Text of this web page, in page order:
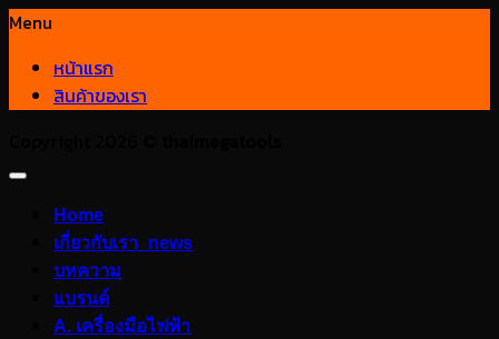
Menu
หน้าแรก
สินค้าของเรา
Home
เกี่ยวกับเรา_news
บทความ
แบรนด์
A. เครื่องมือไฟฟ้า